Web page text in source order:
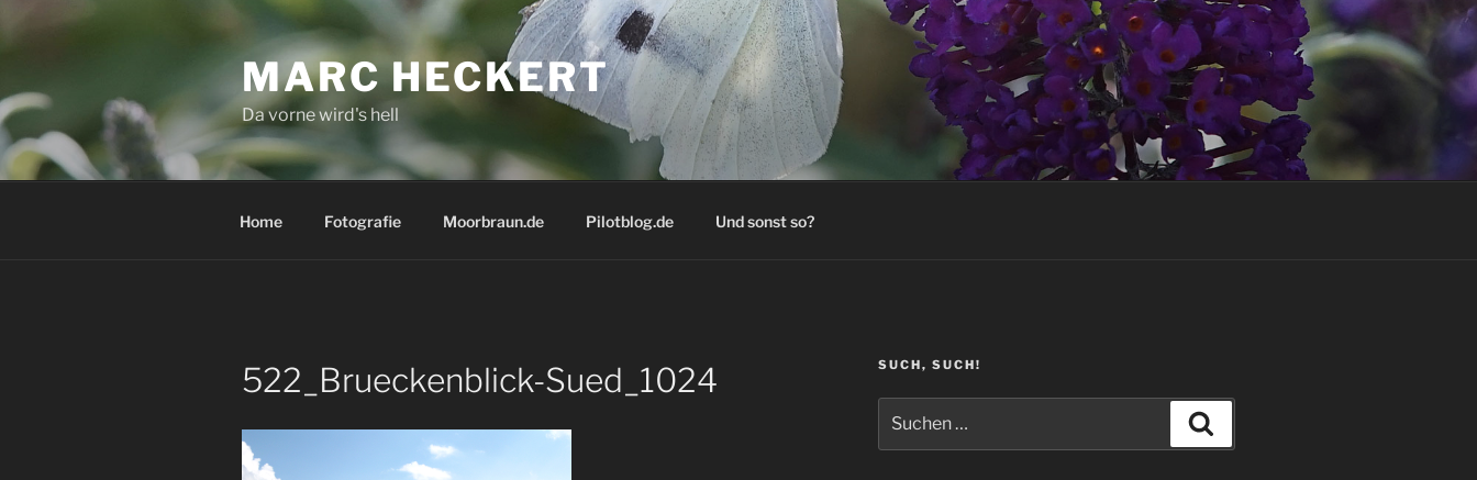
Inhalt
MARC HECKERT
Da vorne wird's hell
Home Fotografie Moorbraun.de Pilotblog.de Und sonst so?
522_Brueckenblick-Sued_1024 SUCH, SUCH!
nach: